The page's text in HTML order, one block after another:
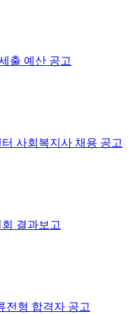
출 예산 공고
사회복지사 채용 공고
결과보고
전형 합격자 공고